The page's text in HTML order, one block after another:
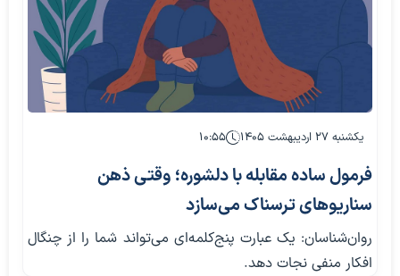
یکشنبه ۲۷ اردیبهشت ۱۴۰۵ ۱۰:۵۵
فرمول ساده مقابله با دلشوره؛ وقتی ذهن
سناریوهای ترسناک می‌سازد
روان‌شناسان: یک عبارت پنج‌کلمه‌ای می‌تواند شما را از چنگال
افکار منفی نجات دهد.